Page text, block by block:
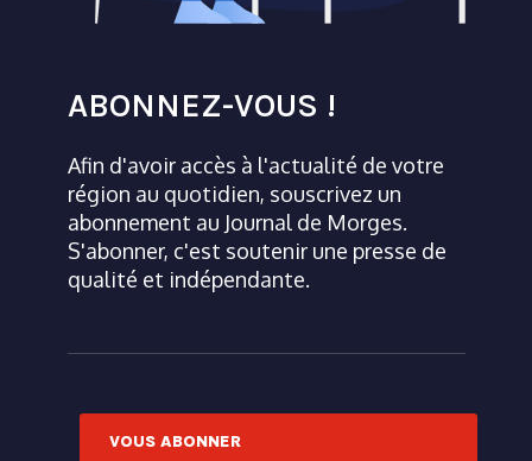
ABONNEZ-VOUS !
Afin d'avoir accès à l'actualité de votre
région au quotidien, souscrivez un
abonnement au Journal de Morges.
S'abonner, c'est soutenir une presse de
qualité et indépendante.
VOUS ABONNER